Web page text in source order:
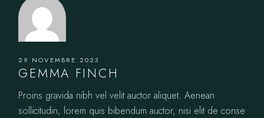
29 NOVEMBRE 2023
GEMMA FINCH
Proins gravida nibh vel velit auctor aliquet. Aenean
sollicitudin, lorem quis bibendum auctor, nisi elit de conse